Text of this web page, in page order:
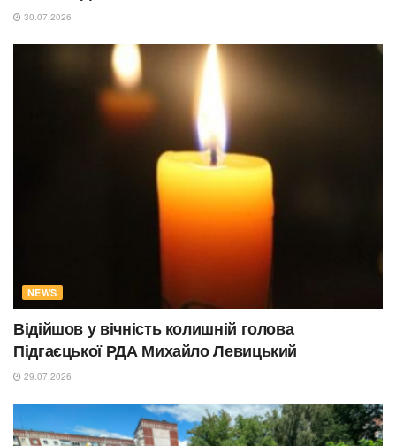
30.07.2026
NEWS
Відійшов у вічність колишній голова
Підгаєцької РДА Михайло Левицький
29.07.2026